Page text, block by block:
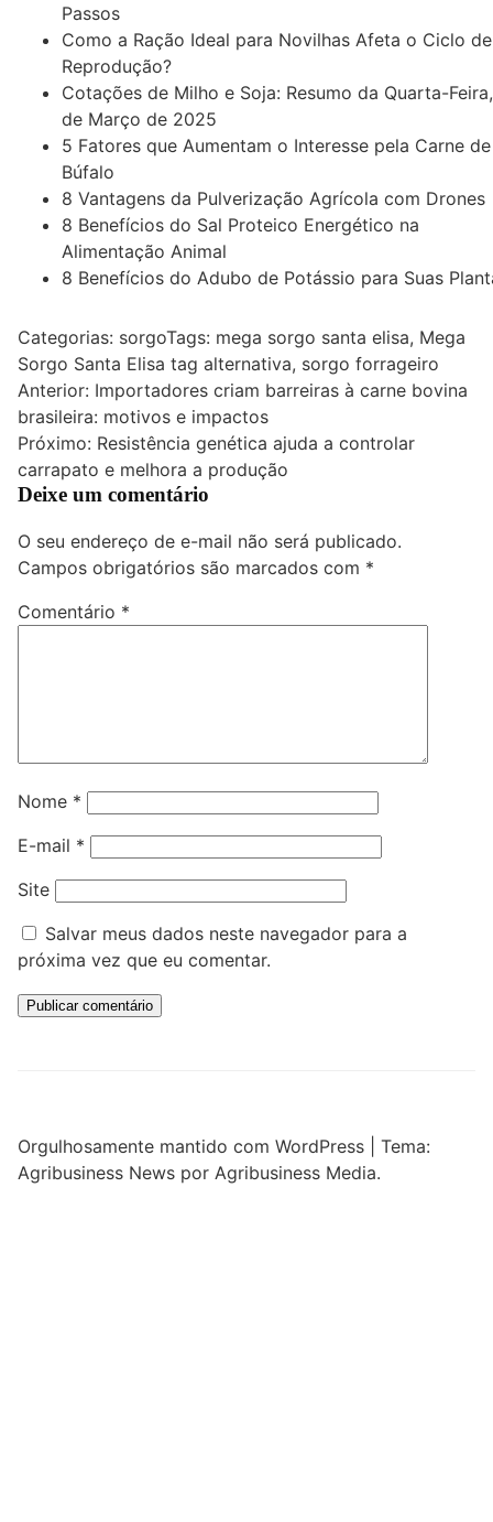
Passos
Como a Ração Ideal para Novilhas Afeta o Ciclo de
Reprodução?
Cotações de Milho e Soja: Resumo da Quarta-
de Março de 2025
5 Fatores que Aumentam o Interesse pela Carne de
Búfalo
8 Vantagens da Pulverização Agrícola com Drones
8 Benefícios do Sal Proteico Energético na
Alimentação Animal
8 Benefícios do Adubo de Potássio para Suas
Categorias: sorgoTags: mega sorgo santa elisa, Mega
Sorgo Santa Elisa tag alternativa, sorgo forrageiro
Navegação
de
Post
Anterior: Importadores criam barreiras à carne bovina
brasileira: motivos e impactos
Próximo: Resistência genética ajuda a controlar
carrapato e melhora a produção
Deixe um comentário
O seu endereço de e-mail não será publicado.
Campos obrigatórios são marcados com *
Comentário *
Nome *
E-mail *
Site
Salvar meus dados neste navegador para a
próxima vez que eu comentar.
Orgulhosamente mantido com WordPress
Tema:
Agribusiness News por Agribusiness Media.